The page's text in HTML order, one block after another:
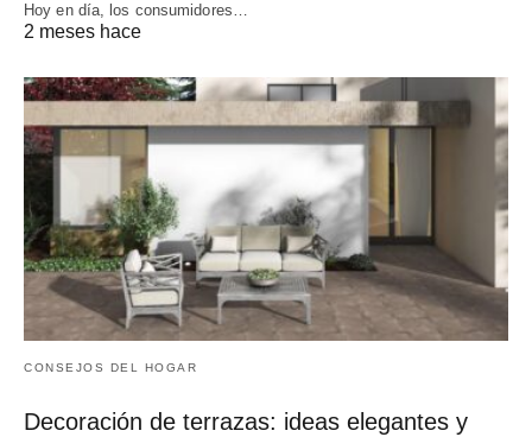
Hoy en día, los consumidores…
2 meses hace
CONSEJOS DEL HOGAR
Decoración de terrazas: ideas elegantes y